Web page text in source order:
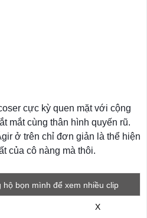
cực kỳ quen mặt với cộng
mắt cùng thân hình quyến rũ.
ở trên chỉ đơn giản là thể hiện
của cô nàng mà thôi.
hộ bọn mình để xem nhiều clip
X